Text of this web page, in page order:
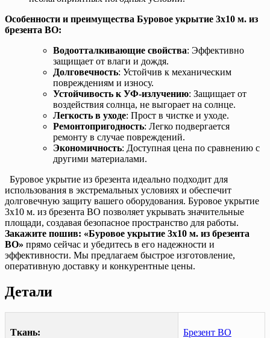
Особенности и преимущества Буровое укрытие 3х10 м. из
брезента ВО:
Водоотталкивающие свойства: Эффективно
защищает от влаги и дождя.
Долговечность: Устойчив к механическим
повреждениям и износу.
Устойчивость к УФ-излучению: Защищает от
воздействия солнца, не выгорает на солнце.
Легкость в уходе: Прост в чистке и уходе.
Ремонтопригодность: Легко подвергается
ремонту в случае повреждений.
Экономичность: Доступная цена по сравнению с
другими материалами.
Буровое укрытие из брезента идеально подходит для
использования в экстремальных условиях и обеспечит
долговечную защиту вашего оборудования. Буровое укрытие
3х10 м. из брезента ВО позволяет укрывать значительные
площади, создавая безопасное пространство для работы.
Закажите пошив: «Буровое укрытие 3х10 м. из брезента
ВО» прямо сейчас и убедитесь в его надежности и
эффективности. Мы предлагаем быстрое изготовление,
оперативную доставку и конкурентные цены.
Детали
Ткань: Брезент ВО